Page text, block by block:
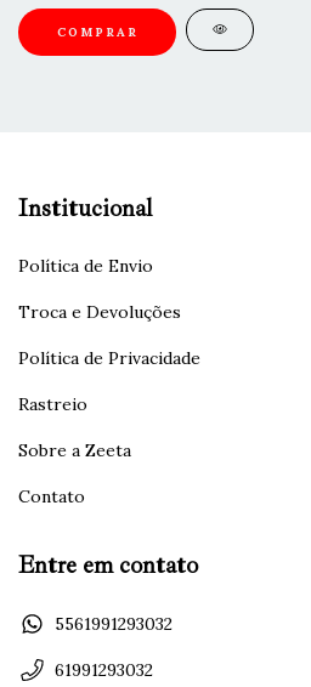
COMPRAR
Institucional
Política de Envio
Troca e Devoluções
Política de Privacidade
Rastreio
Sobre a Zeeta
Contato
Entre em contato
5561991293032
61991293032